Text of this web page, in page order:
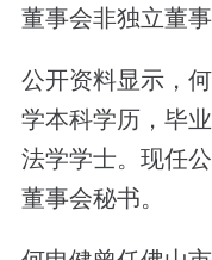
董事会非独立董事
公开资料显示，
学本科学历，毕
法学学士。现任
董事会秘书。